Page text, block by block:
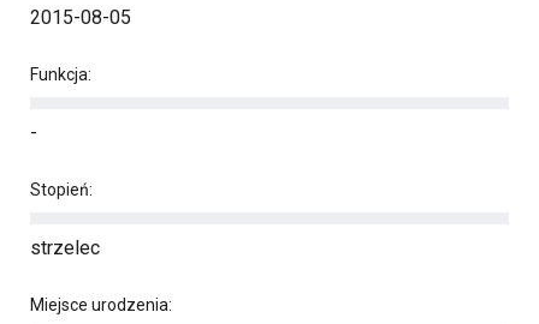
2015-08-05
Funkcja:
-
Stopień:
strzelec
Miejsce urodzenia: